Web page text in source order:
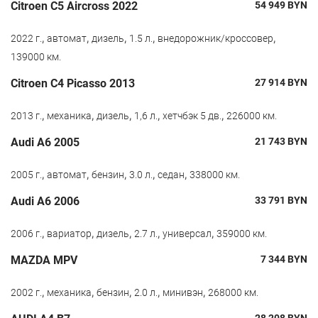
Citroen С5 Aircross 2022 54 949BYN
2022 г., автомат, дизель, 1.5 л., внедорожник/кроссовер,
139000 км.
Citroen C4 Picasso 2013 27 914BYN
2013 г., механика, дизель, 1,6 л., хетчбэк 5 дв., 226000 км.
Audi A6 2005 21 743BYN
2005 г., автомат, бензин, 3.0 л., седан, 338000 км.
Audi A6 2006 33 791 BYN
2006 г., вариатор, дизель, 2.7 л., универсал, 359000 км.
MAZDA MPV 7 344BYN
2002 г., механика, бензин, 2.0 л., минивэн, 268000 км.